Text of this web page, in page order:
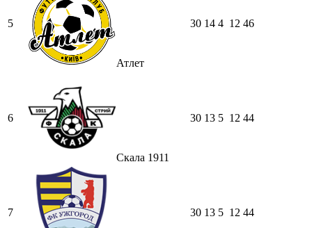
5
Атлет
30 14 4 12 46
6
Скала 1911
30 13 5 12 44
7 30 13 5 12 44